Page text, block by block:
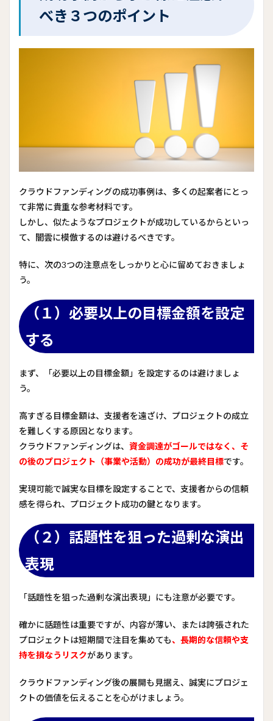
べき３つのポイント
クラウドファンディングの成功事例は、多くの起案者にとっ
て非常に貴重な参考材料です。
しかし、似たようなプロジェクトが成功しているからといっ
て、闇雲に模倣するのは避けるべきです。
特に、次の3つの注意点をしっかりと心に留めておきましょ
う。
（１）必要以上の目標金額を設定
する
まず、「必要以上の目標金額」を設定するのは避けましょ
う。
高すぎる目標金額は、支援者を遠ざけ、プロジェクトの成立
を難しくする原因となります。
クラウドファンディングは、 資金調達がゴールではなく、そ
の後のプロジェクト（事業や活動）の成功が最終目標です。
実現可能で誠実な目標を設定することで、支援者からの信頼
感を得られ、プロジェクト成功の鍵となります。
（２）話題性を狙った過剰な演出
表現
「話題性を狙った過剰な演出表現」にも注意が必要です。
確かに話題性は重要ですが、内容が薄い、または誇張された
プロジェクトは短期間で注目を集めても、長期的な信頼や支
持を損なうリスクがあります。
クラウドファンディング後の展開も見据え、誠実にプロジェ
クトの価値を伝えることを心がけましょう。